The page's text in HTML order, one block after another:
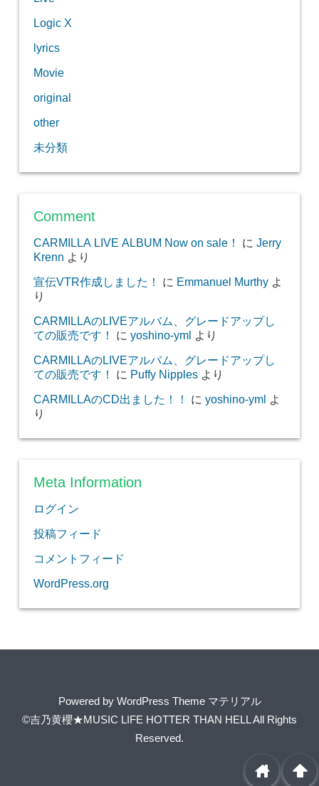
Logic X
lyrics
Movie
original
other
未分類
Comment
CARMILLA LIVE ALBUM Now on sale！ に Jerry
Krenn より
宣伝VTR作成しました！
に Emmanuel Murthyよ
り
CARMILLAのLIVEアルバム、グレードアップし
ての販売です！
に yoshino-yml より
CARMILLAのLIVEアルバム、グレードアップし
ての販売です！
に Puffy Nipplesより
CARMILLAのCD出ました！！
に yoshino-yml よ
り
Meta Information
ログイン
投稿フィード
コメントフィード
WordPress.org
Powered by WordPress Theme マテリアル
©吉乃黄櫻★MUSIC LIFE HOTTER THAN HELLAll Rights
Reserved.
arrowup
home